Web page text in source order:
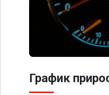
График